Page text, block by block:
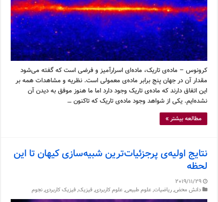
کرونوس – ماده‌ی تاریک، ماده‌ای اسرارآمیز و فرضی است که گفته می‌شود
مقدار آن در جهان پنج برابر ماده‌ی معمولی است. نظریه و مشاهدات همه بر
این اتفاق دارند که ماده‌ی تاریک وجود دارد اما ما هنوز موفق به دیدن آن
نشده‌ایم. یکی از شواهد وجود ماده‌ی تاریک که تاکنون …
مطالعه بیشتر »
نتایج اولیه‌ی پرجزئیات‌ترین شبیه‌سازی کیهان تا این
لحظه
2019/11/29
دانش محض,ریاضیات,علوم طبیعی,علوم کاربردی,فیزیک,فیزیک کاربردی,نجوم